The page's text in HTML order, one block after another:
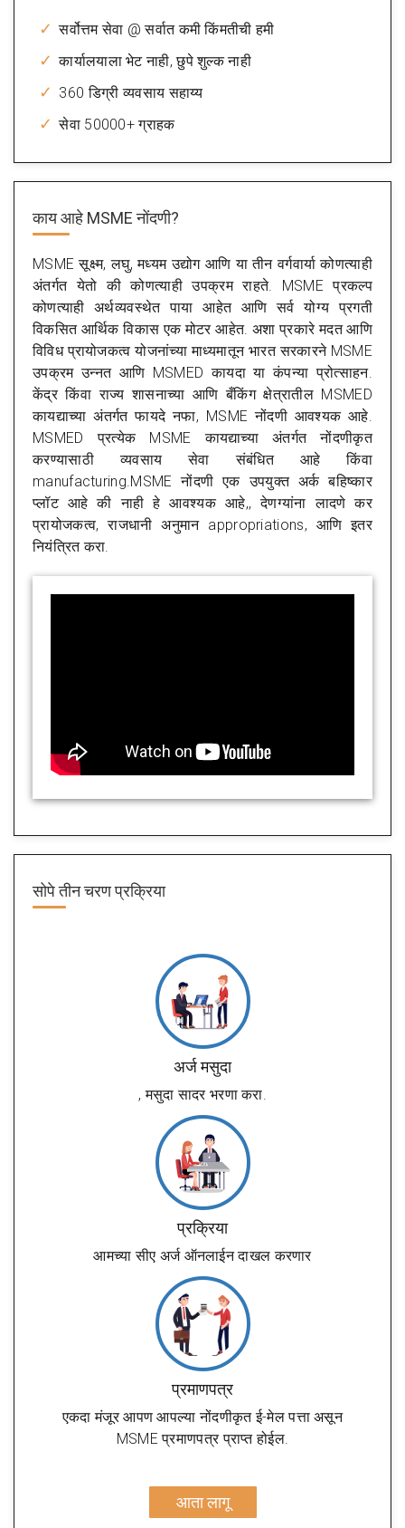
सर्वोत्तम सेवा @ सर्वात कमी किंमतीची हमी
कार्यालयाला भेट नाही, छुपे शुल्क नाही
360 डिग्री व्यवसाय सहाय्य
सेवा 50000+ ग्राहक
काय आहे MSME नोंदणी?
MSME सूक्ष्म, लघु, मध्यम उद्योग आणि या तीन वर्गवार्या कोणत्याही
अंतर्गत येतो की कोणत्याही उपक्रम राहते. MSME प्रकल्प
कोणत्याही अर्थव्यवस्थेत पाया आहेत आणि सर्व योग्य प्रगती
विकसित आर्थिक विकास एक मोटर आहेत. अशा प्रकारे मदत आणि
विविध प्रायोजकत्व योजनांच्या माध्यमातून भारत सरकारने MSME
उपक्रम उन्नत आणि MSMED कायदा या कंपन्या प्रोत्साहन.
केंद्र किंवा राज्य शासनाच्या आणि बँकिंग क्षेत्रातील MSMED
कायद्याच्या अंतर्गत फायदे नफा, MSME नोंदणी आवश्यक आहे.
MSMED प्रत्येक MSME कायद्याच्या अंतर्गत नोंदणीकृत
करण्यासाठी व्यवसाय सेवा संबंधित आहे किंवा
manufacturing.MSME नोंदणी एक उपयुक्त अर्क बहिष्कार
प्लॉट आहे की नाही हे आवश्यक आहे,, देणग्यांना लादणे कर
प्रायोजकत्व, राजधानी अनुमान appropriations, आणि इतर
नियंत्रित करा.
सोपे तीनचरण प्रक्रिया
अर्ज मसुदा
, मसुदा सादर भरणा करा.
प्रक्रिया
आमच्या सीए अर्ज ऑनलाईन दाखल करणार
प्रमाणपत्र
एकदा मंजूर आपण आपल्या नोंदणीकृत ई-मेल पत्ता असून
MSME प्रमाणपत्र प्राप्त होईल.
आता लागू